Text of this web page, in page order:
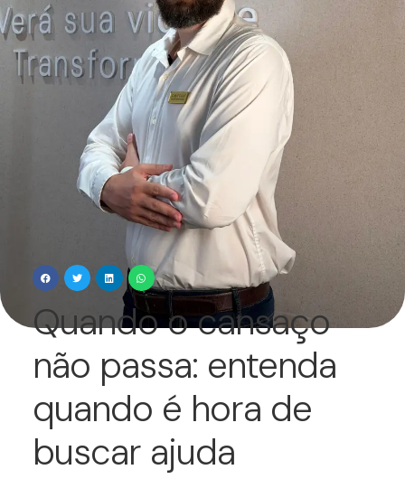
Quando o cansaço
não passa: entenda
quando é hora de
buscar ajuda